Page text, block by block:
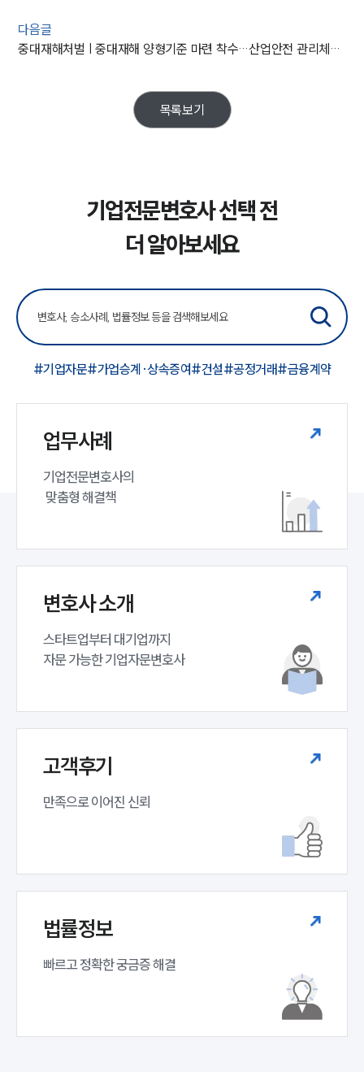
만화로 보는 사례
다음글
중대재해처벌 | 중대재해 양형기준 마련 착수…산업안전 관리체계 전반 재점검 필요성 커져
목록보기
기업전문변호사 선택 전
더 알아보세요
#기업자문#가업승계·상속증여#건설#공정거래#금융계약
업무사례
기업전문변호사의
맞춤형 해결책
변호사 소개
스타트업부터 대기업까지
자문 가능한 기업자문변호사
고객후기
만족으로 이어진 신뢰
법률정보
빠르고 정확한 궁금증 해결